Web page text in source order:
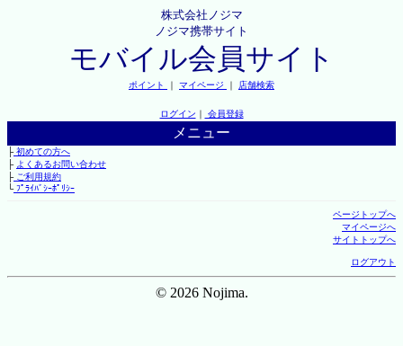
株式会社ノジマ
ノジマ携帯サイト
モバイル会員サイト
ポイント ｜ マイページ ｜ 店舗検索
ログイン ｜ 会員登録
メニュー
├初めての方へ
├ よくあるお問い合わせ
├ご利用規約
└ﾌﾟﾗｲﾊﾞｼｰﾎﾟﾘｼｰ
ページトップへ
マイページへ
サイトトップへ
ログアウト
© 2026 Nojima.